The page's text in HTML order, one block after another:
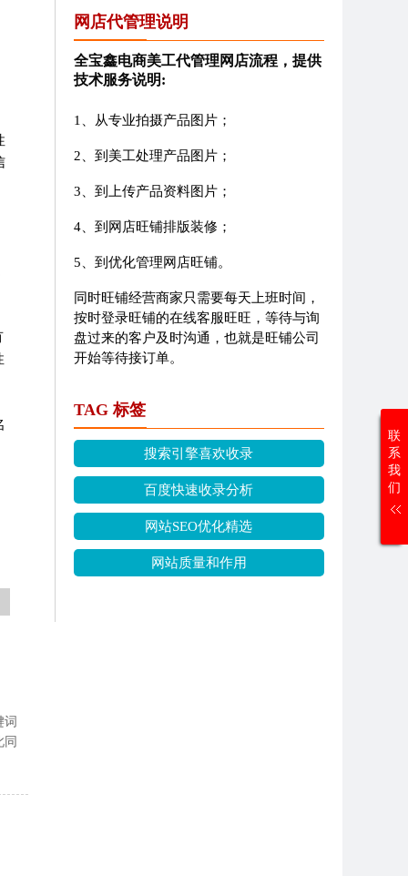
网店代管理说明
全宝鑫电商美工代管理网店流程，提供
技术服务说明:
1、从专业拍摄产品图片；
2、到美工处理产品图片；
3、到上传产品资料图片；
4、到网店旺铺排版装修；
5、到优化管理网店旺铺。
同时旺铺经营商家只需要每天上班时间，
按时登录旺铺的在线客服旺旺，等待与询
盘过来的客户及时沟通，也就是旺铺公司
开始等待接订单。
TAG 标签
搜索引擎喜欢收录
百度快速收录分析
网站SEO优化精选
网站质量和作用
联
系
我
们